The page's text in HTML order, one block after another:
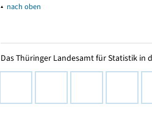
▴ nach oben
Das Thüringer Landesamt für Statistik in